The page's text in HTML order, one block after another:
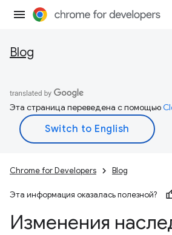
Blog
Эта страница переведена с помощью
Chrome for Developers Blog
Эта информация оказалась полезной?
Изменения